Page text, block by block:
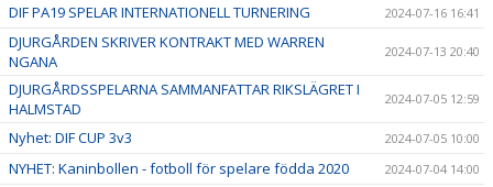
DIF PA19 SPELAR INTERNATIONELL TURNERING 2024-07-16 16:41
DJURGÅRDEN SKRIVER KONTRAKT MED WARREN
NGANA
2024-07-13 20:40
DJURGÅRDSSPELARNA SAMMANFATTAR RIKSLÄGRET I
HALMSTAD
2024-07-05 12:59
Nyhet: DIF CUP 3v3 2024-07-05 10:00
NYHET: Kaninbollen - fotboll för spelare födda 2020 2024-07-04 14:00